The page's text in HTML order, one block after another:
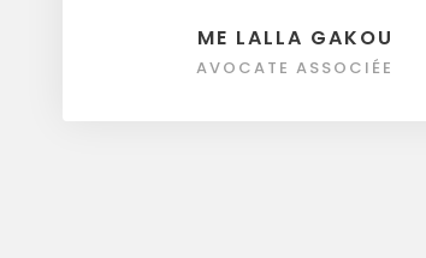
ME LALLA GAKOU
AVOCATE ASSOCIÉE